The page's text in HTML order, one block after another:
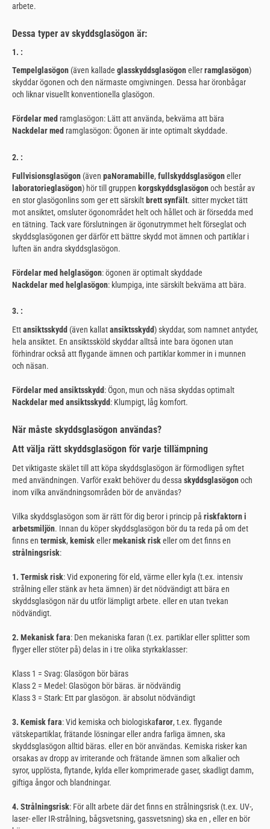
arbete.
Dessa typer av skyddsglasögon är:
1. :
Tempelglasögon (även kallade glasskyddsglasögonellerramglasögon)
skyddar ögonen och den närmaste omgivningen. Dessa har öronbågar
och liknar visuellt konventionella glasögon.
Fördelar med ramglasögon: Lätt att använda, bekväma att bära
Nackdelar med ramglasögon: Ögonen är inte optimalt skyddade.
2. :
Fullvisionsglasögon (även paNoramabille, fullskyddsglasögoneller
laboratorieglasögon) hör till gruppen korgskyddsglasögonoch består av
en stor glasögonlins som ger ett särskilt brett synfält. sitter mycket tätt
mot ansiktet, omsluter ögonområdet helt och hållet och är försedda med
en tätning. Tack vare förslutningen är ögonutrymmet helt förseglat och
skyddsglasögonen ger därför ett bättre skydd mot ämnen och partiklar i
luften än andra skyddsglasögon.
Fördelar med helglasögon: ögonen är optimalt skyddade
Nackdelar med helglasögon: klumpiga, inte särskilt bekväma att bära.
3. :
Ettansiktsskydd (även kallatansiktsskydd) skyddar, som namnet antyder,
hela ansiktet. En ansiktssköld skyddar alltså inte bara ögonen utan
förhindrar också att flygande ämnen och partiklar kommer in i munnen
och näsan.
Fördelar med ansiktsskydd: Ögon, mun och näsa skyddas optimalt
Nackdelar med ansiktsskydd: Klumpigt, låg komfort.
När måste skyddsglasögon användas?
Att välja rätt skyddsglasögon för varje tillämpning
Det viktigaste skälet till att köpa skyddsglasögon är förmodligen syftet
med användningen. Varför exakt behöver du dessa skyddsglasögonoch
inom vilka användningsområden bör de användas?
Vilka skyddsglasögon som är rätt för dig beror i princip på riskfaktorn i
arbetsmiljön. Innan du köper skyddsglasögon bör du ta reda på om det
finns en termisk, kemiskellermekanisk riskeller om det finns en
strålningsrisk:
1. Termisk risk: Vid exponering för eld, värme eller kyla (t.ex. intensiv
strålning eller stänk av heta ämnen) är det nödvändigt att bära en
skyddsglasögon när du utför lämpligt arbete. eller en utan tvekan
nödvändigt.
2. Mekanisk fara: Den mekaniska faran (t.ex. partiklar eller splitter som
flyger eller stöter på) delas in i tre olika styrkaklasser:
Klass 1 = Svag: Glasögon bör bäras
Klass 2 = Medel: Glasögon bör bäras. är nödvändig
Klass 3 = Stark: Ett par glasögon. är absolut nödvändigt
3. Kemisk fara: Vid kemiska och biologiskafaror, t.ex. flygande
vätskepartiklar, frätande lösningar eller andra farliga ämnen, ska
skyddsglasögon alltid bäras. eller en bör användas. Kemiska risker kan
orsakas av dropp av irriterande och frätande ämnen som alkalier och
syror, upplösta, flytande, kylda eller komprimerade gaser, skadligt damm,
giftiga ångor och blandningar.
4. Strålningsrisk: För allt arbete där det finns en strålningsrisk (t.ex. UV-,
laser- eller IR-strålning, bågsvetsning, gassvetsning) ska en , eller en bör